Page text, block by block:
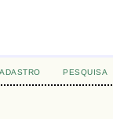
PESQUISA